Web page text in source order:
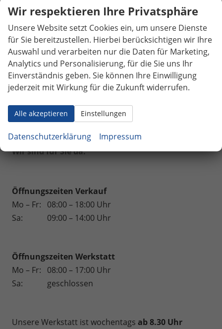
Volkswagen
Volvo
Weinsberg
Geparkte Fahrzeuge ( )
Anmelden
Wir sind für Sie da.
Öffnungszeiten Verkauf
Mo – Fr: 08:00 – 18:00 Uhr
Sa:
09:00 – 14:00 Uhr
Öffnungszeiten Werkstatt
Mo – Fr: 08:00 – 17:00 Uhr
Sa:
geschlossen
Unsere Werkstatt ist wochentags ab 8.30 Uhr
Wir respektieren Ihre Privatsphäre
Unsere Website setzt Cookies ein, um unsere Dienste
für Sie bereitzustellen. Hierbei berücksichtigen wir Ihre
Auswahl und verarbeiten nur die Daten für Marketing,
Analytics und Personalisierung, für die Sie uns Ihr
Einverständnis geben. Sie können Ihre Einwilligung
jederzeit mit Wirkung für die Zukunft widerrufen.
Alle akzeptieren Einstellungen
Datenschutzerklärung Impressum